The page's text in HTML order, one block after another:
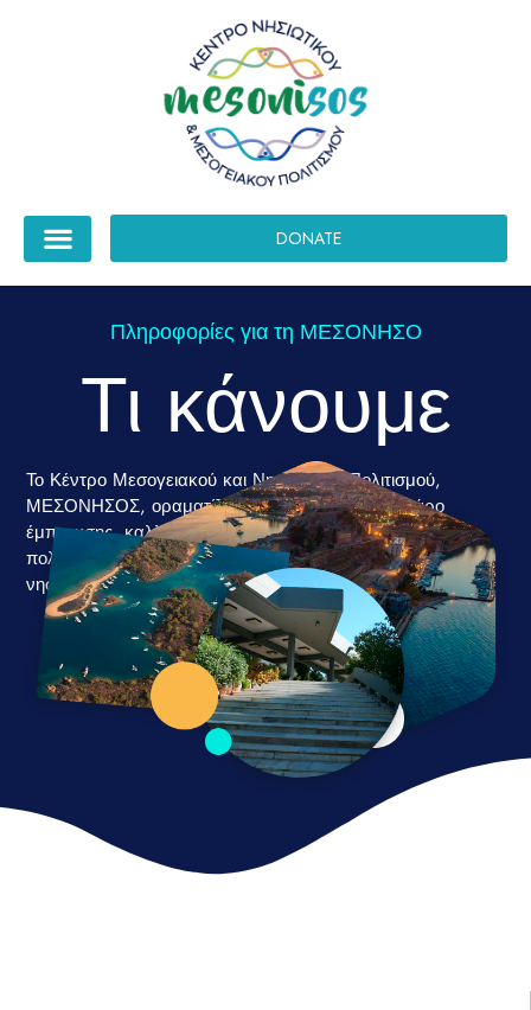
DONATE
Πληροφορίες για τη ΜΕΣΟΝΗΣΟ
Τι κάνουμε
Το Κέντρο Μεσογειακού και Νησιωτικού Πολιτισμού,
ΜΕΣΟΝΗΣΟΣ, οραματίζεται τον εαυτό του ως φάρο
έμπνευσης, καλλιεργώντας μια βαθιά εκτίμηση για τον
πολιτισμό της Μεσογείου και τις μοναδικές ταυτότητες των
νησιών της.